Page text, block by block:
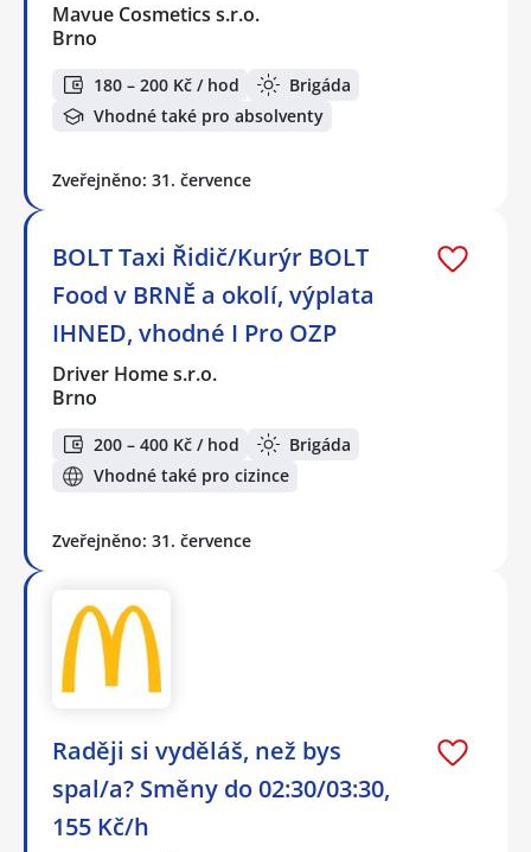
Mavue Cosmetics s.r.o.
Brno
180 – 200 Kč / hod
Brigáda
Vhodné také pro absolventy
Zveřejněno: 31. července
BOLT Taxi Řidič/Kurýr BOLT
Food v BRNĚ a okolí, výplata
IHNED, vhodné I Pro OZP
Driver Home s.r.o.
Brno
200 – 400 Kč / hod
Brigáda
Vhodné také pro cizince
Zveřejněno: 31. července
Raději si vyděláš, než bys
spal/a? Směny do 02:30/03:30,
155 Kč/h